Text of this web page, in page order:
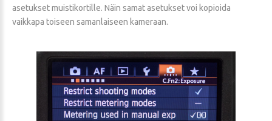
asetukset muistikortille. Näin samat asetukset voi kopioida
vaikkapa toiseen samanlaiseen kameraan.